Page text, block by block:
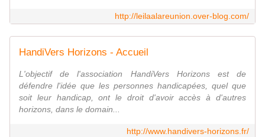
http://leilaalareunion.over-blog.com/
HandiVers Horizons - Accueil
L'objectif de l'association HandiVers Horizons est de
défendre l'idée que les personnes handicapées, quel que
soit leur handicap, ont le droit d'avoir accès à d'autres
horizons, dans le domain...
http://www.handivers-horizons.fr/